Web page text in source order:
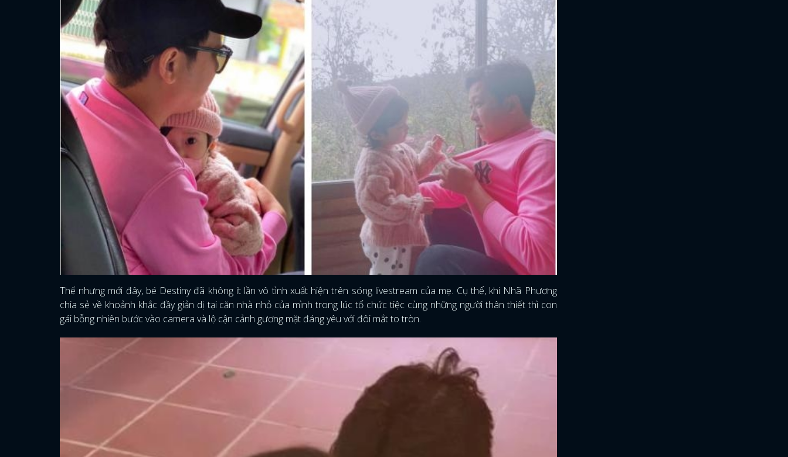
Thế nhưng mới đây, bé Destiny đã không ít lần vô tình xuất hiện trên sóng livestream của mẹ. Cụ thể, khi Nhã Phương
chia sẻ về khoảnh khắc đầy giản dị tại căn nhà nhỏ của mình trong lúc tổ chức tiệc cùng những người thân thiết thì con
gái bỗng nhiên bước vào camera và lộ cận cảnh gương mặt đáng yêu với đôi mắt to tròn.